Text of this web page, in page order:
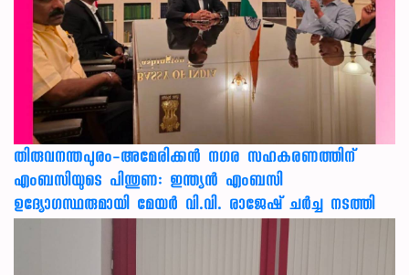
തിരുവനന്തപുരം-അമേരിക്കന്‍ നഗര സഹകരണത്തിന്
എംബസിയുടെ പിന്തുണ: ഇന്ത്യന്‍ എംബസി
ഉദ്യോഗസ്ഥരുമായി മേയര്‍ വി.വി. രാജേഷ് ചര്‍ച്ച നടത്തി